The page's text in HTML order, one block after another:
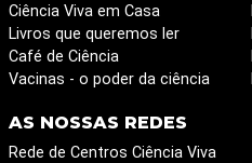
Ciência Viva em Casa
Livros que queremos ler
Café de Ciência
Vacinas - o poder da ciência
AS NOSSAS REDES
Rede de Centros Ciência Viva